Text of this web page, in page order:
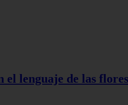
el lenguaje de las flores